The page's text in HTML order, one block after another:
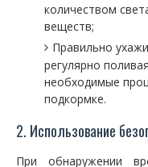
количеством
веществ;
Правильно
регулярно
необходимые
подкормке.
2. Использование
При обнаружении